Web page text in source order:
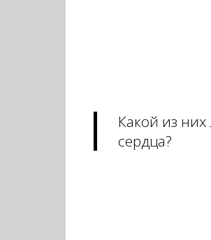
Какой из
сердца?